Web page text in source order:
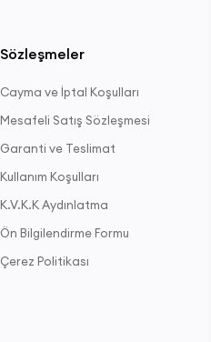
Sözleşmeler
Cayma ve İptal Koşulları
Mesafeli Satış Sözleşmesi
Garanti ve Teslimat
Kullanım Koşulları
K.V.K.K Aydınlatma
Ön Bilgilendirme Formu
Çerez Politikası